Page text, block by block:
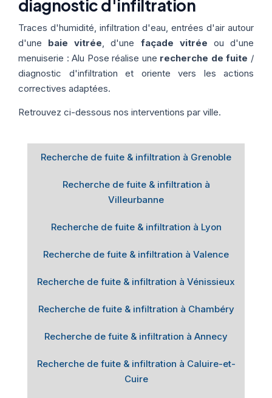
Nos Formules ACTUALITÉS
ETRE RAPPELÉ
diagnostic d'infiltration
Traces d'humidité, infiltration d'eau, entrées d'air autour
d'une baie vitrée, d'une façade vitrée ou d'une
menuiserie : Alu Pose réalise une recherche de fuite /
diagnostic d'infiltration et oriente vers les actions
correctives adaptées.
Retrouvez ci-dessous nos interventions par ville.
Recherche de fuite & infiltration à Grenoble
Recherche de fuite & infiltration à
Villeurbanne
Recherche de fuite & infiltration à Lyon
Recherche de fuite & infiltration à Valence
Recherche de fuite & infiltration à Vénissieux
Recherche de fuite & infiltration à Chambéry
Recherche de fuite & infiltration à Annecy
Recherche de fuite & infiltration à Caluire-et-
Cuire